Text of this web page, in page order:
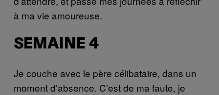
à ma vie amoureuse.
SEMAINE 4
Je couche avec le père célibataire, dans un
moment d’absence. C’est de ma faute, je